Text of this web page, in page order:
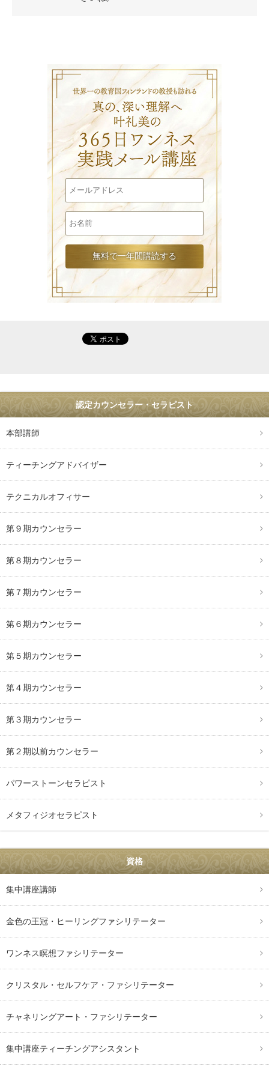
認定カウンセラー・セラピスト
本部講師
ティーチングアドバイザー
テクニカルオフィサー
第９期カウンセラー
第８期カウンセラー
第７期カウンセラー
第６期カウンセラー
第５期カウンセラー
第４期カウンセラー
第３期カウンセラー
第２期以前カウンセラー
パワーストーンセラピスト
メタフィジオセラピスト
資格
集中講座講師
金色の王冠・ヒーリングファシリテーター
ワンネス瞑想ファシリテーター
クリスタル・セルフケア・ファシリテーター
チャネリングアート・ファシリテーター
集中講座ティーチングアシスタント